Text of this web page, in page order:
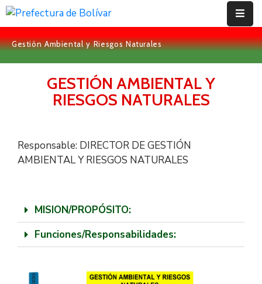
Inicio
Institución
Rendición
Transparencia
Contácto
Gestión Ambiental y Riesgos Naturales
GESTIÓN AMBIENTAL Y
RIESGOS NATURALES
Responsable: DIRECTOR DE GESTIÓN
AMBIENTAL Y RIESGOS NATURALES
MISION/PROPÓSITO:
Funciones/Responsabilidades: